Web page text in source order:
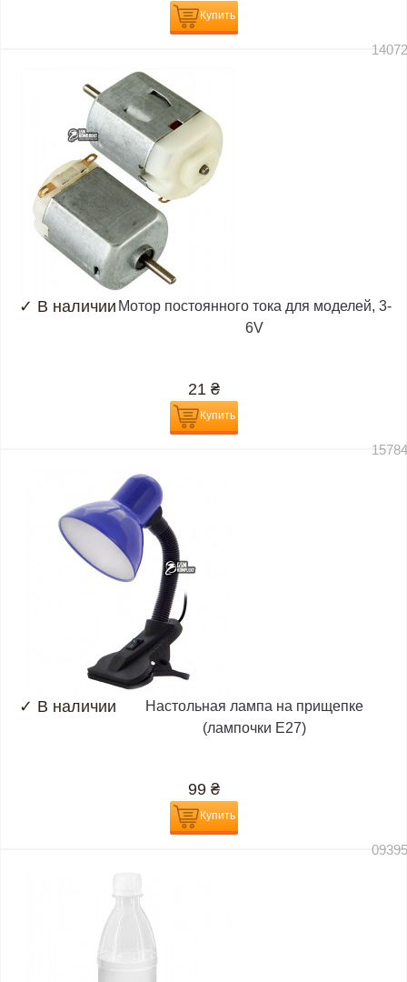
Купить
✓ В наличии Мотор постоянного тока для моделей, 3-
6V
21 ₴
Купить
✓ В наличии
Настольная лампа на прищепке
(лампочки E27)
99 ₴
Купить